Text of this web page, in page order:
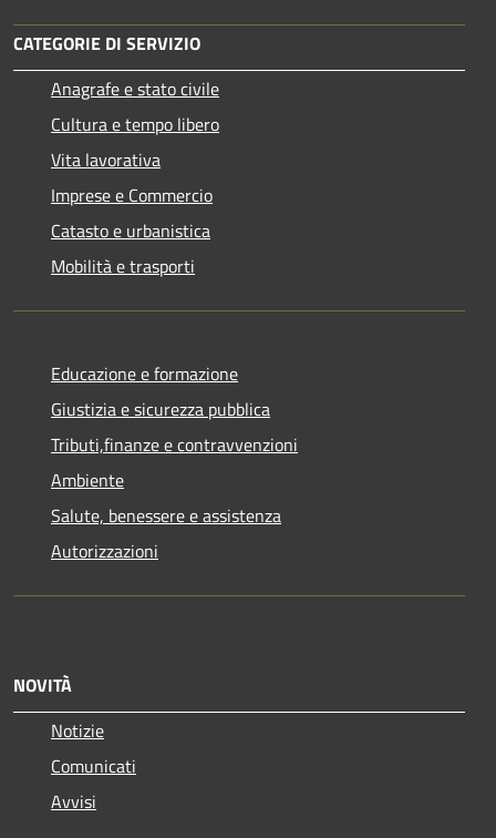
CATEGORIE DI SERVIZIO
Anagrafe e stato civile
Cultura e tempo libero
Vita lavorativa
Imprese e Commercio
Catasto e urbanistica
Mobilità e trasporti
Educazione e formazione
Giustizia e sicurezza pubblica
Tributi,finanze e contravvenzioni
Ambiente
Salute, benessere e assistenza
Autorizzazioni
NOVITÀ
Notizie
Comunicati
Avvisi